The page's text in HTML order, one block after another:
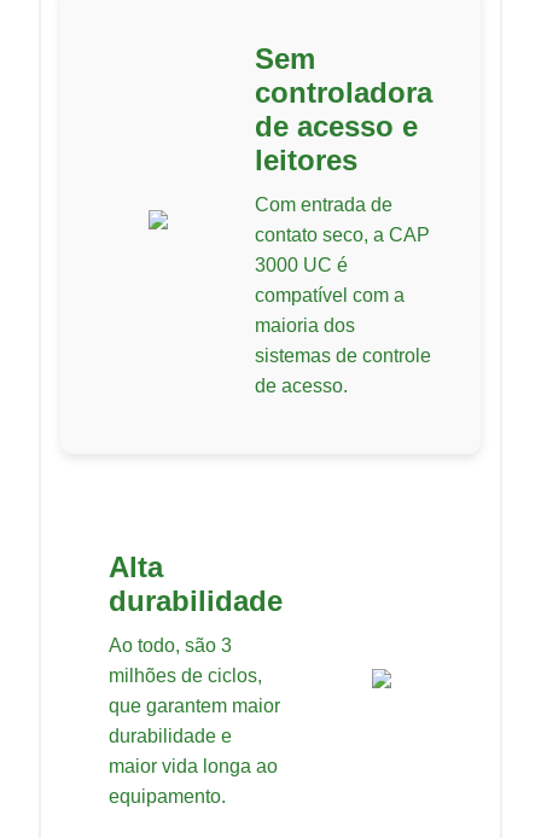
Sem
controladora
de acesso e
leitores
Com entrada de
contato seco, a CAP
3000 UC é
compatível com a
maioria dos
sistemas de controle
de acesso.
Alta
durabilidade
Ao todo, são 3
milhões de ciclos,
que garantem maior
durabilidade e
maior vida longa ao
equipamento.